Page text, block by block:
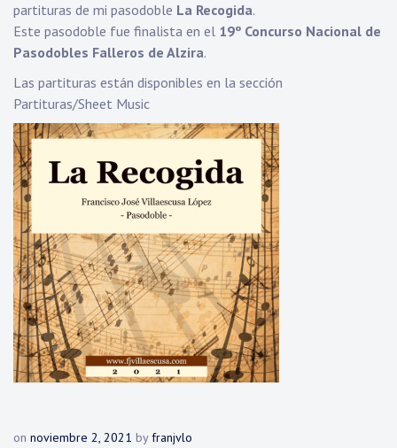
partituras de mi pasodoble La Recogida.
Este pasodoble fue finalista en el 19º Concurso Nacional de
Pasodobles Falleros de Alzira.
Las partituras están disponibles en la sección
Partituras/Sheet Music
on noviembre 2, 2021 byfranjvlo